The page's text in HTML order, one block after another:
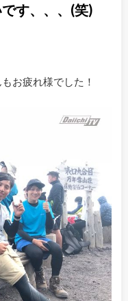
す、、、(笑)
お疲れ様でした！